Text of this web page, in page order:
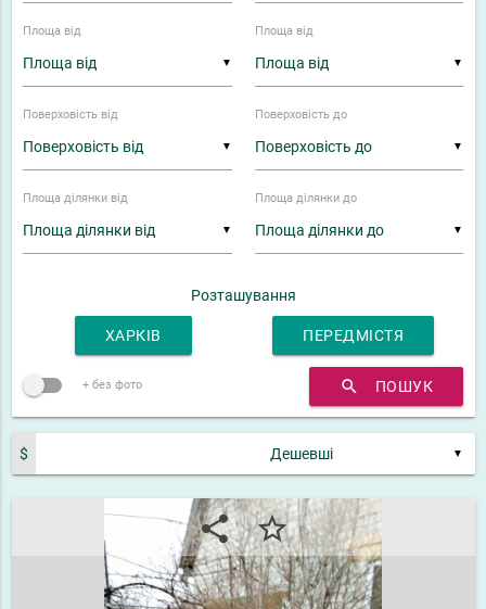
▼
Площа від
▼
Площа від
▼
Поверховість від
▼
Поверховість до
▼
Площа ділянки від
▼
Площа ділянки до
Розташування
ХАРКІВ ПЕРЕДМІСТЯ
+ без фото search ПОШУК
$ ▼
share star_border